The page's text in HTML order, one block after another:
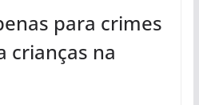
para crimes
crianças na